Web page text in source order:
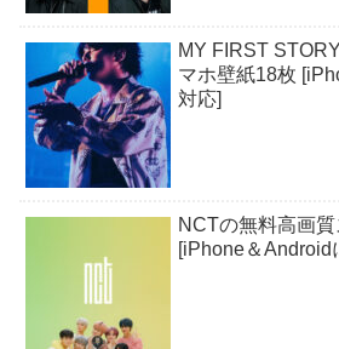
MY FIRST
マホ壁紙18枚
対応]
NCTの無料高画
[iPhone＆Android